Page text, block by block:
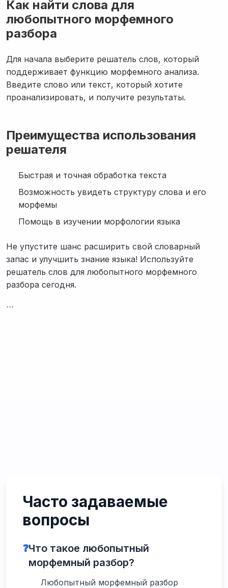
Как найти слова для
любопытного морфемного
разбора
Для начала выберите решатель слов, который
поддерживает функцию морфемного анализа.
Введите слово или текст, который хотите
проанализировать, и получите результаты.
Преимущества использования
решателя
Быстрая и точная обработка текста
Возможность увидеть структуру слова и его
морфемы
Помощь в изучении морфологии языка
Не упустите шанс расширить свой словарный
запас и улучшить знание языка! Используйте
решатель слов для любопытного морфемного
разбора сегодня.
```
Часто задаваемые
вопросы
❓Что такое любопытный
морфемный разбор?
Любопытный морфемный разбор